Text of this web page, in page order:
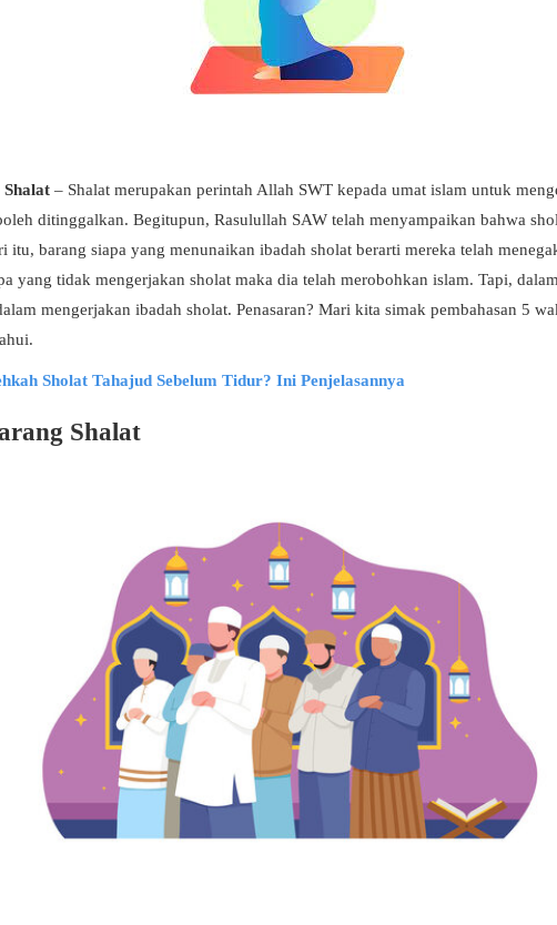
– Shalat merupakan perintah Allah SWT kepada umat islam untuk
ditinggalkan. Begitupun, Rasulullah SAW telah menyampaikan bahwa
itu, barang siapa yang menunaikan ibadah sholat berarti mereka telah
yang tidak mengerjakan sholat maka dia telah merobohkan islam. Tapi,
mengerjakan ibadah sholat. Penasaran? Mari kita simak pembahasan 5
Sholat Tahajud Sebelum Tidur? Ini Penjelasannya
Shalat